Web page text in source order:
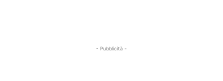
- Pubblicità -